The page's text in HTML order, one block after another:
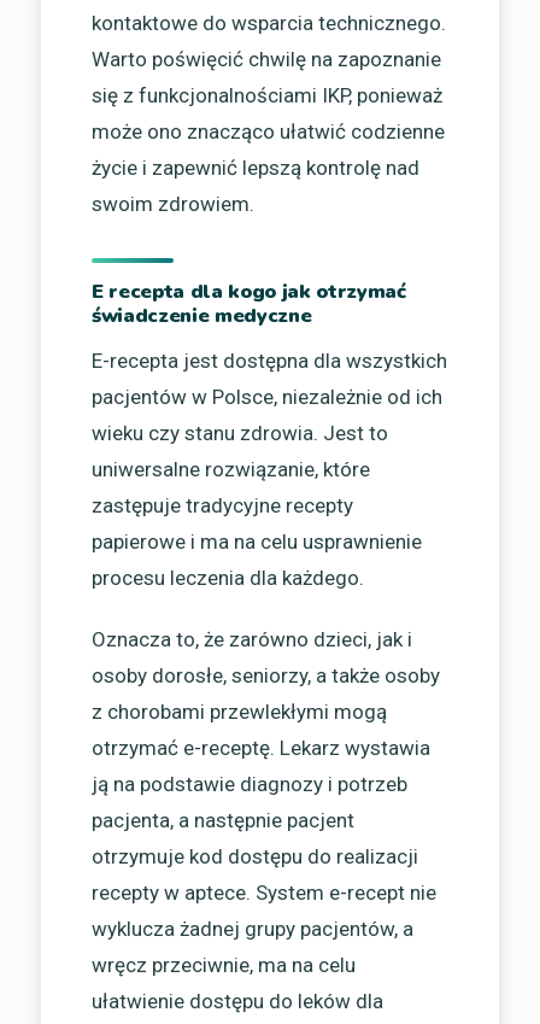
kontaktowe do wsparcia technicznego.
Warto poświęcić chwilę na zapoznanie
się z funkcjonalnościami IKP, ponieważ
może ono znacząco ułatwić codzienne
życie i zapewnić lepszą kontrolę nad
swoim zdrowiem.
E recepta dla kogo jak otrzymać
świadczenie medyczne
E-recepta jest dostępna dla wszystkich
pacjentów w Polsce, niezależnie od ich
wieku czy stanu zdrowia. Jest to
uniwersalne rozwiązanie, które
zastępuje tradycyjne recepty
papierowe i ma na celu usprawnienie
procesu leczenia dla każdego.
Oznacza to, że zarówno dzieci, jak i
osoby dorosłe, seniorzy, a także osoby
z chorobami przewlekłymi mogą
otrzymać e-receptę. Lekarz wystawia
ją na podstawie diagnozy i potrzeb
pacjenta, a następnie pacjent
otrzymuje kod dostępu do realizacji
recepty w aptece. System e-recept nie
wyklucza żadnej grupy pacjentów, a
wręcz przeciwnie, ma na celu
ułatwienie dostępu do leków dla